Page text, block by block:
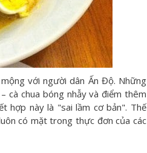
với người dân Ấn Độ. Những
cà chua bóng nhẫy và điểm thêm
hợp này là "sai lầm cơ bản". Thế
có mặt trong thực đơn của các